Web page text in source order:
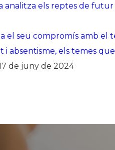
analitza els reptes de futur
el seu compromís amb el
absentisme, els temes
de juny de 2024